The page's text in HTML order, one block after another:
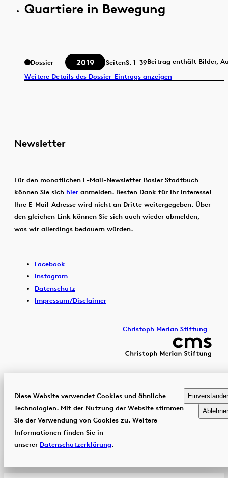
Quartiere in Bewegung
Dossier 2019 SeitenS.1–39Beitrag enthält Bilder,
Weitere Details des Dossier-Eintrags anzeigen
Newsletter
Für den monatlichen E-Mail-Newsletter Basler Stadtbuch
können Sie sich hier anmelden. Besten Dank für Ihr Interesse!
Ihre E-Mail-Adresse wird nicht an Dritte weitergegeben. Über
den gleichen Link können Sie sich auch wieder abmelden,
was wir allerdings bedauern würden.
Facebook
Instagram
Datenschutz
Impressum/Disclaimer
Christoph Merian Stiftung
Diese Website verwendet Cookies und ähnliche
Technologien. Mit der Nutzung der Website stimmen
Sie der Verwendung von Cookies zu. Weitere
Informationen finden Sie in
unserer Datenschutzerklärung.